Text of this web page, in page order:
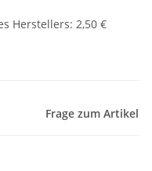
Herstellers: 2,50 €
Frage zum Artikel